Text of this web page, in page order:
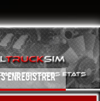
S’ENREGISTRER